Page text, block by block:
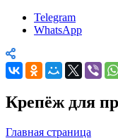
Telegram
WhatsApp
Крепёж для
Главная страница